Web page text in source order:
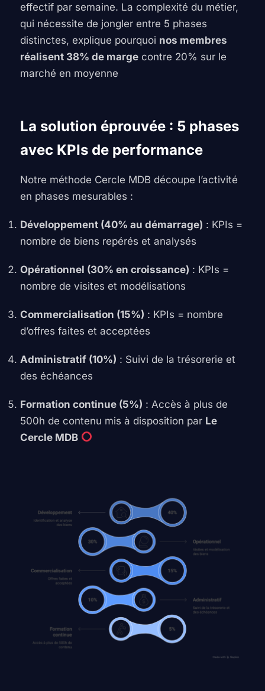
effectif par semaine. La complexité du métier,
qui nécessite de jongler entre 5 phases
distinctes, explique pourquoi nos membres
réalisent 38% de marge contre 20% sur le
marché en moyenne
La solution éprouvée : 5 phases
avec KPIs de performance
Notre méthode Cercle MDB découpe l’activité
en phases mesurables :
Développement (40% au démarrage) : KPIs =
nombre de biens repérés et analysés
Opérationnel (30% en croissance) : KPIs =
nombre de visites et modélisations
Commercialisation (15%) : KPIs = nombre
d’offres faites et acceptées
Administratif (10%) : Suivi de la trésorerie et
des échéances
Formation continue (5%) : Accès à plus de
500h de contenu mis à disposition par Le
Cercle MDB